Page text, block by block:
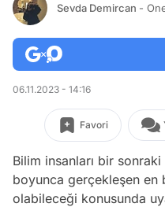
Sevda Demircan -
06.11.2023 - 14:16
Favori
Bilim insanları bir
boyunca gerçekleşen en
olabileceği konusunda